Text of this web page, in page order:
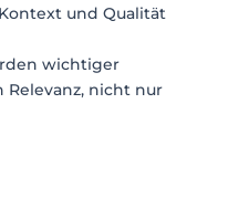
und Qualität
wichtiger
nicht nur